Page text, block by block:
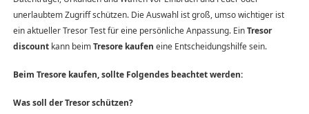
unerlaubtem Zugriff schützen. Die Auswahl ist groß, umso wichtiger ist
ein aktueller Tresor Test für eine persönliche Anpassung. EinTresor
discountkann beimTresore kaufen eine Entscheidungshilfe sein.
Beim Tresore kaufen, sollte Folgendes beachtet werden:
Was soll der Tresor schützen?